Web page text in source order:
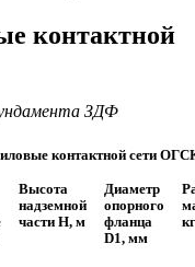
контактной
ЗДФ
контактной сети
Высота
надземной
части Н, м
Диаметр
опорного
фланца
D1, мм
кг